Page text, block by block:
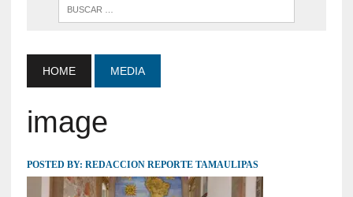
HOME MEDIA
image
POSTED BY: REDACCION REPORTE TAMAULIPAS